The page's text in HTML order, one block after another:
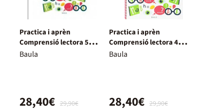
Practica i aprèn
Comprensió lectora 5
Primària
Baula
29,90€
28,40€
Practica i aprèn
Comprensió lectora 4
Primària
Baula
29,90€
28,40€